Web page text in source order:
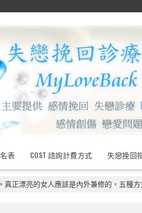
表 COST 諮詢計費方式 失戀挽回
真正漂亮的女人應該是內外兼修的，五種